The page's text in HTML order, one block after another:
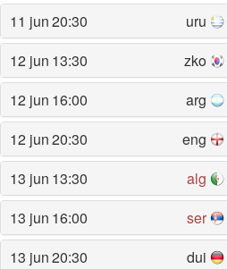
11 jun20:30 uru
12 jun 13:30 zko
12 jun 16:00 arg
12 jun20:30 eng
13 jun 13:30 alg
13 jun 16:00 ser
13 jun20:30 dui